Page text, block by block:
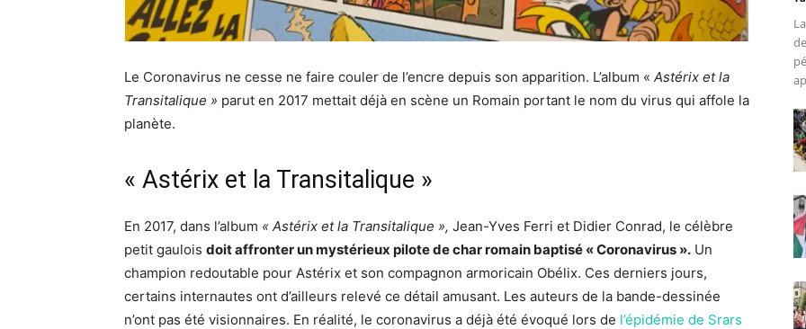
Le Coronavirus ne cesse ne faire couler de l’encre depuis son apparition. L’album « Astérix et la
Transitalique » parut en 2017 mettait déjà en scène un Romain portant le nom du virus qui affole la
planète.
« Astérix et la Transitalique »
En 2017, dans l’album « Astérix et la Transitalique », Jean-Yves Ferri et Didier Conrad, le célèbre
petit gaulois doit affronter un mystérieux pilote de char romain baptisé « Coronavirus ». Un
champion redoutable pour Astérix et son compagnon armoricain Obélix. Ces derniers jours,
certains internautes ont d’ailleurs relevé ce détail amusant. Les auteurs de la bande-dessinée
n’ont pas été visionnaires. En réalité, le coronavirus a déjà été évoqué lors de l’épidémie de Srars